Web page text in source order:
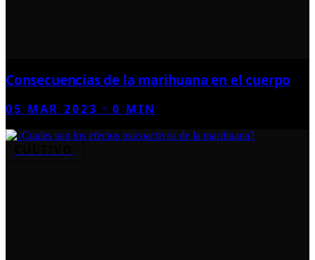
Consecuencias de la marihuana en el cuerpo
05 MAR 2023 ·0 MIN